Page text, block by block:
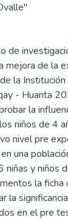
de
mejora de la
la
- Huanta
la
niños de 4
nivel pre
una
niñas y niños
la ficha
la
en el pre